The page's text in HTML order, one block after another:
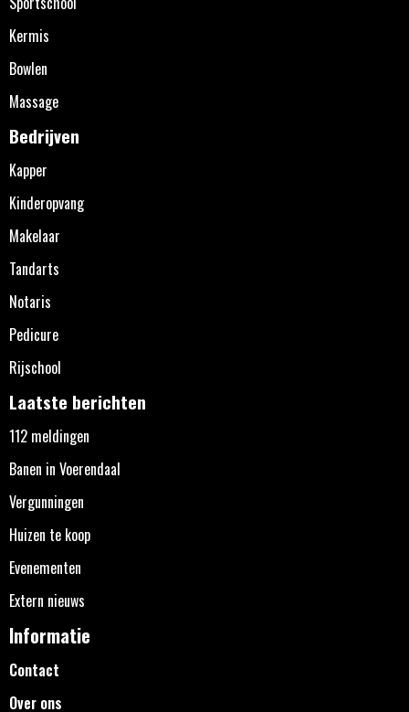
Kermis
Bowlen
Massage
Bedrijven
Kapper
Kinderopvang
Makelaar
Tandarts
Notaris
Pedicure
Rijschool
Laatste berichten
112 meldingen
Banen in Voerendaal
Vergunningen
Huizen te koop
Evenementen
Extern nieuws
Informatie
Contact
Over ons